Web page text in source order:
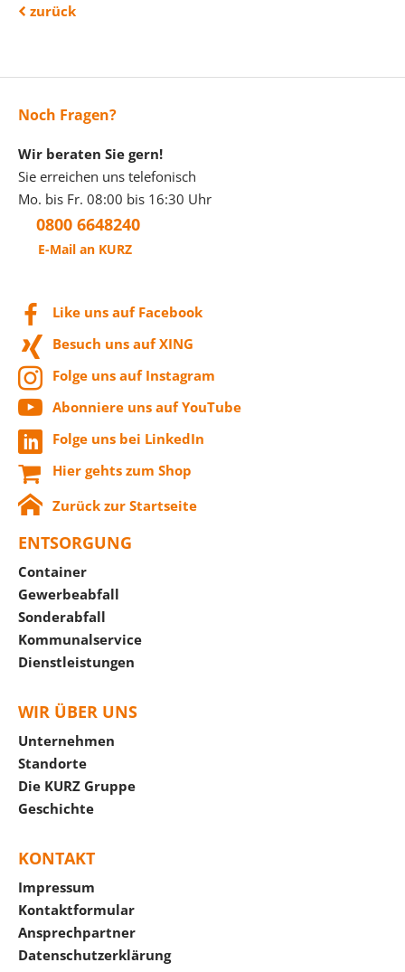
zurück
Noch Fragen?
Wir beraten Sie gern!
Sie erreichen uns telefonisch
Mo. bis Fr. 08:00 bis 16:30 Uhr
0800 6648240
E-Mail an KURZ
Like uns auf Facebook
Besuch uns auf XING
Folge uns auf Instagram
Abonniere uns auf YouTube
Folge uns bei LinkedIn
Hier gehts zum Shop
Zurück zur Startseite
ENTSORGUNG
Container
Gewerbeabfall
Sonderabfall
Kommunalservice
Dienstleistungen
WIR ÜBER UNS
Unternehmen
Standorte
Die KURZ Gruppe
Geschichte
KONTAKT
Impressum
Kontaktformular
Ansprechpartner
Datenschutzerklärung